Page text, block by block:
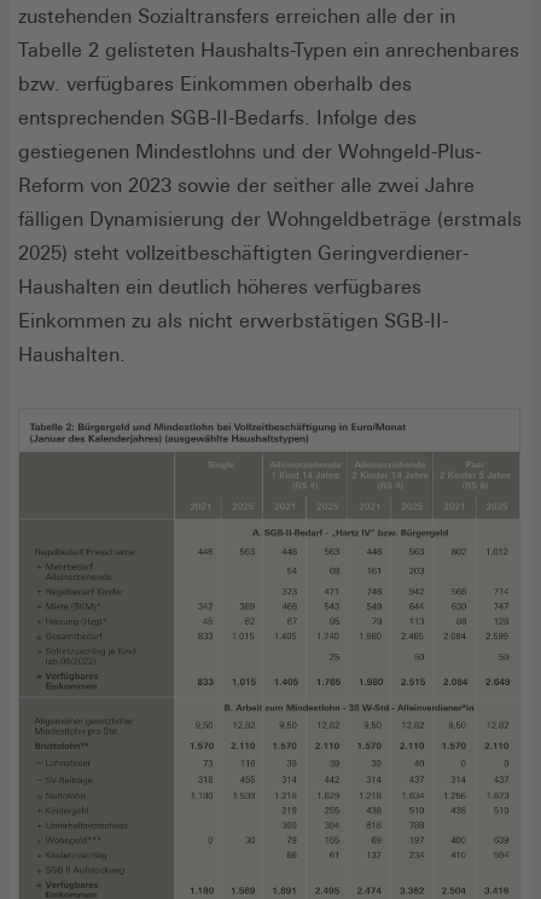
zustehenden Sozialtransfers erreichen alle der in
Tabelle 2 gelisteten Haushalts-Typen ein anrechenbares
bzw. verfügbares Einkommen oberhalb des
entsprechenden SGB-II-Bedarfs. Infolge des
gestiegenen Mindestlohns und der Wohngeld-Plus-
Reform von 2023 sowie der seither alle zwei Jahre
fälligen Dynamisierung der Wohngeldbeträge (erstmals
2025) steht vollzeitbeschäftigten Geringverdiener-
Haushalten ein deutlich höheres verfügbares
Einkommen zu als nicht erwerbstätigen SGB-II-
Haushalten.